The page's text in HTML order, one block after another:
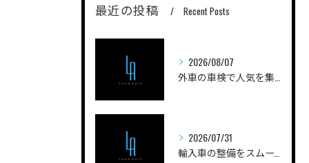
最近の投稿 Recent Posts
2026/08/07
2026/07/31